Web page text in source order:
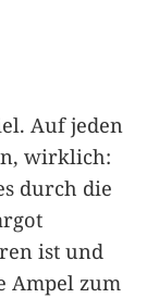
Auf jeden
wirklich:
durch die
ist und
Ampel zum